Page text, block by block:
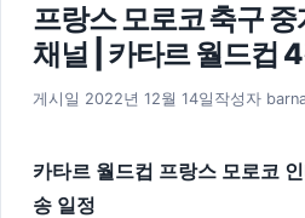
프랑스 모로코 축구
채널 | 카타르 월드컵
게시일 2022년 12월 14일 2026년 8월
작성자
카타르 월드컵 프랑스 모로코
송 일정